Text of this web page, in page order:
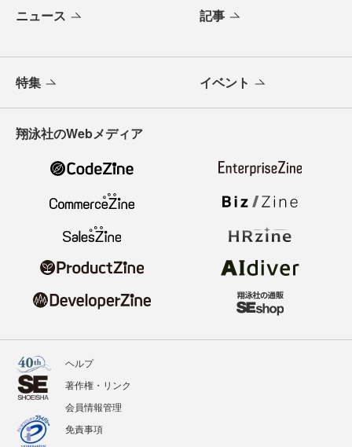
ニュース 記事
特集 イベント
翔泳社のWebメディア
ヘルプ
著作権・リンク
会員情報管理
免責事項